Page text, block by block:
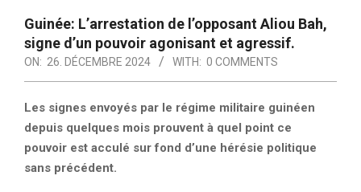
Guinée: L’arrestation de l’opposant Aliou Bah,
signe d’un pouvoir agonisant et agressif.
ON: 26. DÉCEMBRE 2024 WITH: 0 COMMENTS
Les signes envoyés par le régime militaire guinéen
depuis quelques mois prouvent à quel point ce
pouvoir est acculé sur fond d’une hérésie politique
sans précédent.